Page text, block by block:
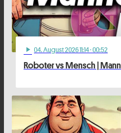
play_arrow 04. August 2026 11:14· 00:52
Roboter vs Mensch |